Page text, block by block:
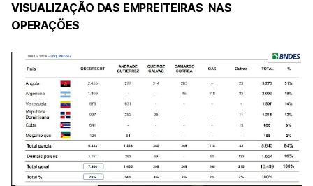
VISUALIZAÇÃO DAS EMPREITEIRAS NAS
OPERAÇÕES